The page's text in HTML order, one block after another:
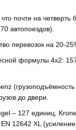
почти на
автопоездов).
перевозок на 20-
формулы 4х2:
до двери.
– 127 единиц,
12642 XL